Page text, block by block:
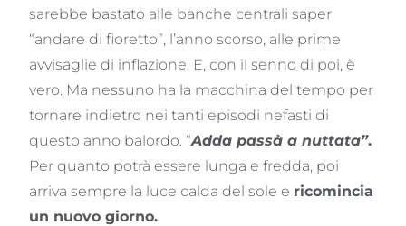
sarebbe bastato alle banche centrali saper
“andare di fioretto”, l’anno scorso, alle prime
avvisaglie di inflazione. E, con il senno di poi, è
vero. Ma nessuno ha la macchina del tempo per
tornare indietro nei tanti episodi nefasti di
questo anno balordo. “Adda passà a nuttata”.
Per quanto potrà essere lunga e fredda, poi
arriva sempre la luce calda del sole e ricomincia
un nuovo giorno.